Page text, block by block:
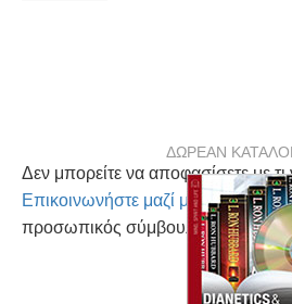
Δεν μπορείτε να αποφασίσετε με τι
Επικοινωνήστε μαζί μαςκαι θα
προσωπικός σύμβουλος.
ΔΩΡΕΑΝ